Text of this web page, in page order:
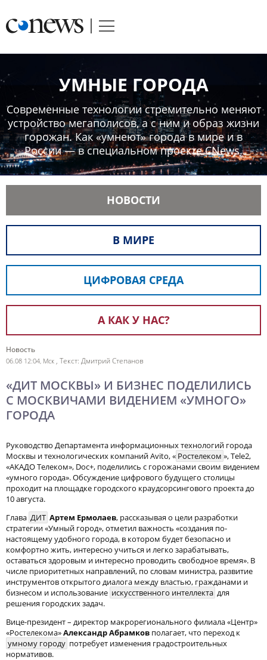
УМНЫЕ ГОРОДА
Современные технологии стремительно меняют
устройство мегаполисов, а с ним и образ жизни
горожан. Как «умнеют» города в мире и в
России — в специальном проекте CNews.
НОВОСТИ
В МИРЕ
ЦИФРОВАЯ СРЕДА
А КАК У НАС?
Новость
06.08 12:04, Мск , Текст: Дмитрий Степанов
«ДИТ МОСКВЫ» И БИЗНЕС ПОДЕЛИЛИСЬ
С МОСКВИЧАМИ ВИДЕНИЕМ «УМНОГО»
ГОРОДА
Руководство Департамента информационных технологий города
Москвы и технологических компаний Avito, « Ростелеком », Tele2,
«АКАДО Телеком», Doc+, поделились с горожанами своим видением
«умного города». Обсуждение цифрового будущего столицы
проходит на площадке городского краудсорсингового проекта до
10 августа.
Глава ДИТ Артем Ермолаев, рассказывая о цели разработки
стратегии «Умный город», отметил важность «создания по-
настоящему удобного города, в котором будет безопасно и
комфортно жить, интересно учиться и легко зарабатывать,
оставаться здоровым и интересно проводить свободное время». В
числе приоритетных направлений, по словам министра, развитие
инструментов открытого диалога между властью, гражданами и
бизнесом и использование искусственного интеллекта для
решения городских задач.
Вице-президент – директор макрорегионального филиала «Центр»
«Ростелекома»Александр Абрамков полагает, что переход к
умному городу потребует изменения градостроительных
нормативов.